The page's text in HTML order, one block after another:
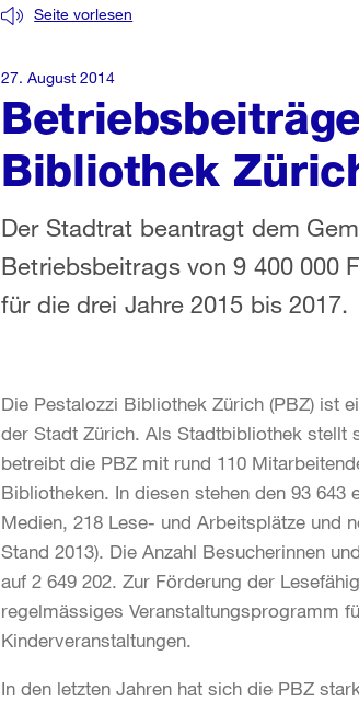
Bibliothek
Seite vorlesen
Der Stadtrat beantragt dem
Betriebsbeitrags von 9 400 000
für die drei Jahre 2015 bis 2017.
27. August 2014
Die Pestalozzi Bibliothek Zürich (PBZ) ist
der Stadt Zürich. Als Stadtbibliothek stellt
betreibt die PBZ mit rund 110
Bibliotheken. In diesen stehen den 93 643
Medien, 218 Lese- und Arbeitsplätze und
Stand 2013). Die Anzahl Besucherinnen
auf 2 649 202. Zur Förderung der
regelmässiges Veranstaltungsprogramm
Kinderveranstaltungen.
In den letzten Jahren hat sich die PBZ